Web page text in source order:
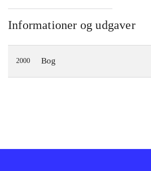
Informationer og udgaver
2000 Bog